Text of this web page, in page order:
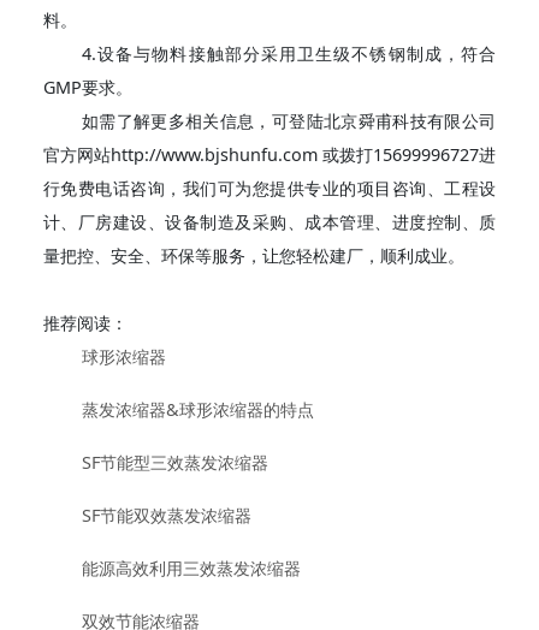
料。
4.设备与物料接触部分采用卫生级不锈钢制成，符合
GMP要求。
如需了解更多相关信息，可登陆北京舜甫科技有限公司
官方网站http://www.bjshunfu.com 或拨打15699996727进
行免费电话咨询，我们可为您提供专业的项目咨询、工程设
计、厂房建设、设备制造及采购、成本管理、进度控制、质
量把控、安全、环保等服务，让您轻松建厂，顺利成业。
推荐阅读：
球形浓缩器
蒸发浓缩器&球形浓缩器的特点
SF节能型三效蒸发浓缩器
SF节能双效蒸发浓缩器
能源高效利用三效蒸发浓缩器
双效节能浓缩器